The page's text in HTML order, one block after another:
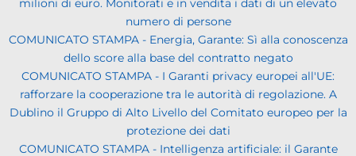
milioni di euro. Monitorati e in vendita i dati di un elevato
numero di persone
COMUNICATO STAMPA - Energia, Garante: Sì alla conoscenza
dello score alla base del contratto negato
COMUNICATO STAMPA - I Garanti privacy europei all'UE:
rafforzare la cooperazione tra le autorità di regolazione. A
Dublino il Gruppo di Alto Livello del Comitato europeo per la
protezione dei dati
COMUNICATO STAMPA - Intelligenza artificiale: il Garante